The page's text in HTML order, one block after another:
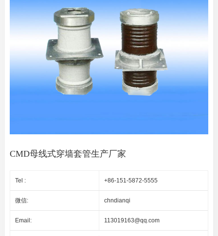
CMD母线式穿墙套管生产厂家
Tel : +86-151-5872-5555
微信: chndianqi
Email: 113019163@qq.com